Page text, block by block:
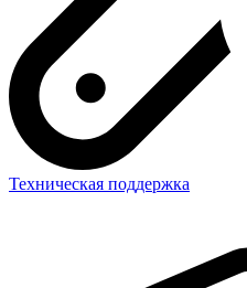
Техническая поддержка